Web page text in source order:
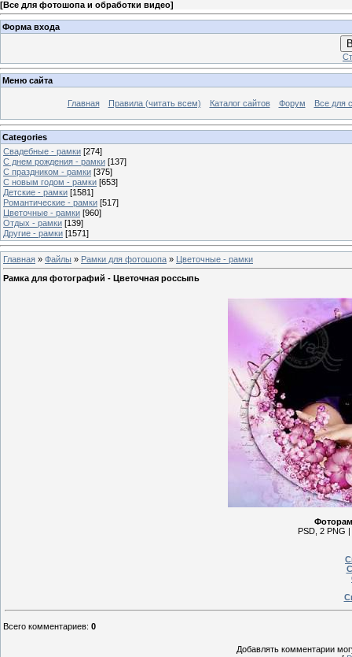
[Все для фотошопа и обработки видео]
Форма входа
Меню сайта
Главная Правила (читать всем) Каталог сайтов Форум Все для
Categories
Свадебные - рамки [274]
С днем рождения - рамки [137]
С праздником - рамки [375]
С новым годом - рамки [653]
Детские - рамки [1581]
Романтические - рамки [517]
Цветочные - рамки [960]
Отдых - рамки [139]
Другие - рамки [1571]
Главная » Файлы » Рамки для фотошопа » Цветочные - рамки
Рамка для фотографий - Цветочная россыпь
PSD, 2 PNG
Всего комментариев: 0
Добавлять комментарии